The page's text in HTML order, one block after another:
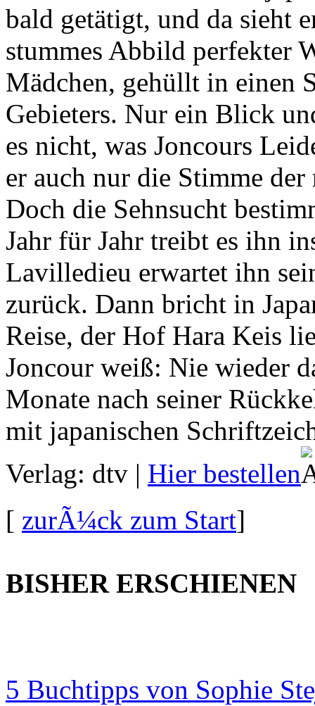
bald getätigt, und da sieht
stummes Abbild perfekter
Mädchen, gehüllt in einen
Gebieters. Nur ein Blick
es nicht, was Joncours
er auch nur die Stimme
Doch die Sehnsucht
Jahr für Jahr treibt es ihn
Lavilledieu erwartet ihn
zurück. Dann bricht in
Reise, der Hof Hara Keis
Joncour weiß: Nie wieder
Monate nach seiner
mit japanischen
Verlag: dtv | Hier bestellen
[ zurÃ¼ck zum Start]
BISHER ERSCHIENEN
5 Buchtipps von Sophie